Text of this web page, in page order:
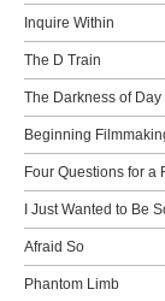
Inquire Within
The D Train
The Darkness of Day
Beginning
Four Questions for a
I Just Wanted to Be
Afraid So
Phantom Limb